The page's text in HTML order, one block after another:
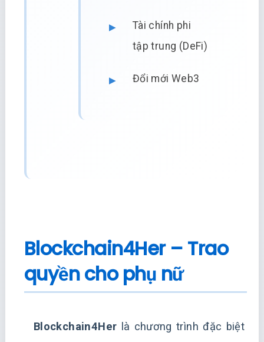
Tài chính phi
tập trung (DeFi)
Đổi mới Web3
Blockchain4Her – Trao
quyền cho phụ nữ
Blockchain4Her là chương trình đặc biệt